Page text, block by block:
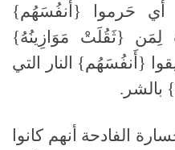
أي حَرموا {أَنفُسَهُم}
لِمَن {ثَقُلَتْ مَوَازِينُهُ}
{أَنفُسَهُم} النار التي
بالشر.
الفادحة أنهم كانوا